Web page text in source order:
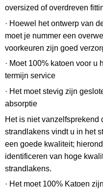
oversized of overdreven
· Hoewel het ontwerp van
moet je nummer een
voorkeuren zijn goed
· Moet 100% katoen voor u
termijn service
· Het moet stevig zijn
absorptie
Het is niet vanzelfsprekend
strandlakens vindt u in het
een goede kwaliteit;
identificeren van hoge
strandlakens.
· Het moet 100% Katoen zijn